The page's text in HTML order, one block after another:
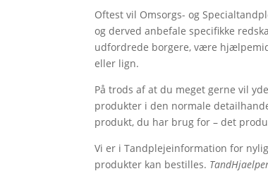
Oftest vil Omsorgs- og
og derved anbefale specifikke
udfordrede borgere, være
eller lign.
På trods af at du meget gerne vil
produkter i den normale
produkt, du har brug for – det
Vi er i Tandplejeinformation for
produkter kan bestilles.